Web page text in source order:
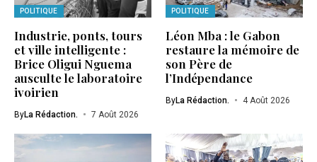
POLITIQUE
Industrie, ponts, tours
et ville intelligente :
Brice Oligui Nguema
ausculte le laboratoire
ivoirien
ByLa Rédaction. 7 Août 2026
POLITIQUE
Léon Mba : le Gabon
restaure la mémoire de
son Père de
l’Indépendance
ByLa Rédaction. 4 Août 2026